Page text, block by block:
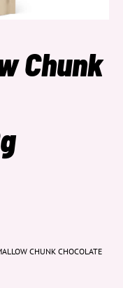
Chunk
CHUNK CHOCOLATE